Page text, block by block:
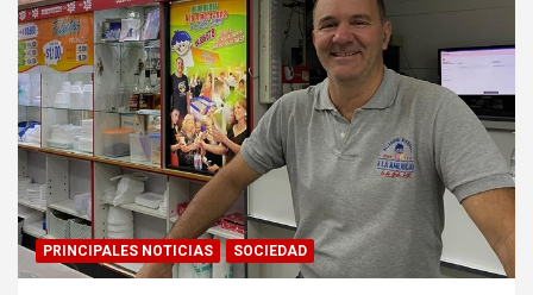
PRINCIPALES NOTICIAS SOCIEDAD